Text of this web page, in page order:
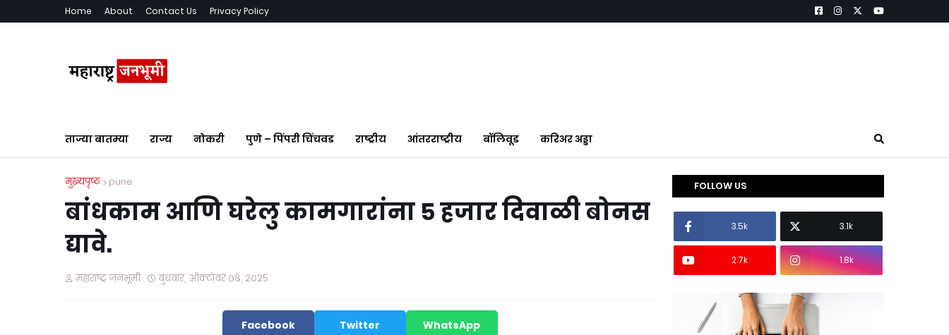
Home About Contact Us Privacy Policy
ताज्या बातम्या राज्य नोकरी पुणे – पिंपरी चिंचवड राष्ट्रीय आंतरराष्ट्रीय बॉलिवूड करिअर अड्डा
मुख्यपृष्ठ pune
बांधकाम आणि घरेलु कामगारांना ५ हजार दिवाळी बोनस
द्यावे.
महाराष्ट्र जनभूमी बुधवार, ऑक्टोबर ०८, २०२५
Facebook Twitter WhatsApp
FOLLOW US
3.5k 3.1k
2.7k 1.8k